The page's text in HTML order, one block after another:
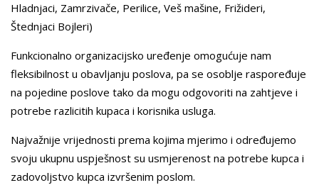
Hladnjaci, Zamrzivače, Perilice, Veš mašine, Frižideri,
Štednjaci Bojleri)
Funkcionalno organizacijsko uređenje omogućuje nam
fleksibilnost u obavljanju poslova, pa se osoblje raspoređuje
na pojedine poslove tako da mogu odgovoriti na zahtjeve i
potrebe razlicitih kupaca i korisnika usluga.
Najvažnije vrijednosti prema kojima mjerimo i određujemo
svoju ukupnu uspješnost su usmjerenost na potrebe kupca i
zadovoljstvo kupca izvršenim poslom.